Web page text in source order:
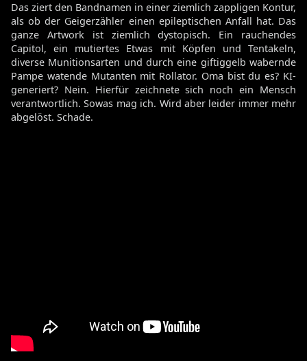
Das ziert den Bandnamen in einer ziemlich zappligen Kontur,
als ob der Geigerzähler einen epileptischen Anfall hat. Das
ganze Artwork ist ziemlich dystopisch. Ein rauchendes
Capitol, ein mutiertes Etwas mit Köpfen und Tentakeln,
diverse Munitionsarten und durch eine giftiggelb wabernde
Pampe watende Mutanten mit Rollator. Oma bist du es? KI-
generiert? Nein. Hierfür zeichnete sich noch ein Mensch
verantwortlich. Sowas mag ich. Wird aber leider immer mehr
abgelöst. Schade.